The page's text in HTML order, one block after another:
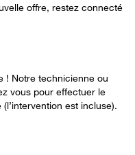
offre, restez connecté
! Notre technicienne ou
vous pour effectuer le
est incluse).